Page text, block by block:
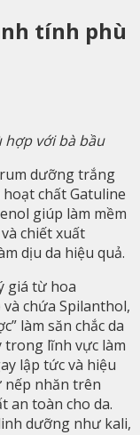
tính phù
hợp với bà bầu
dưỡng trắng
chất Gatuline
giúp làm mềm
chiết xuất
dịu da hiệu quả.
giá từ hoa
chứa Spilanthol,
làm săn chắc da
trong lĩnh vực làm
lập tức và hiệu
nếp nhăn trên
an toàn cho da.
dưỡng như kali,